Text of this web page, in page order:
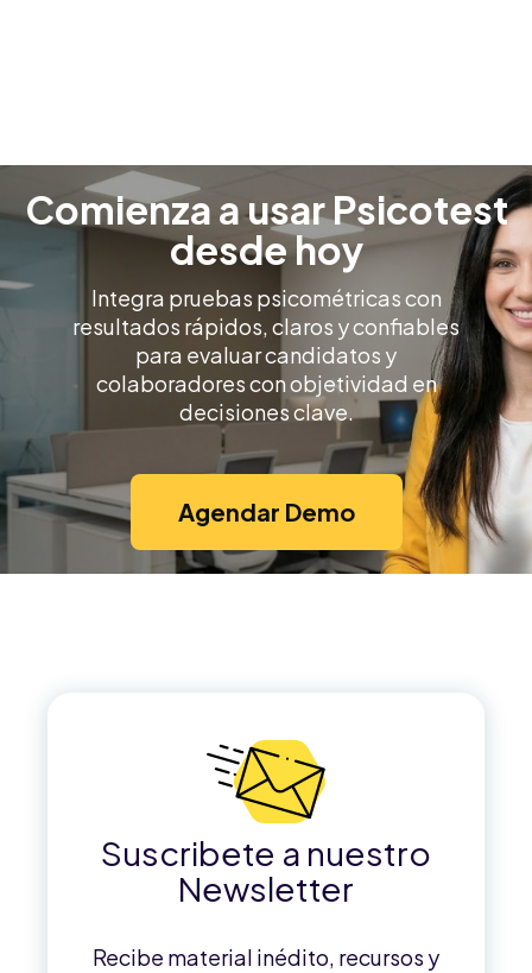
Comienza a usar Psicotest
desde hoy
Integra pruebas psicométricas con
resultados rápidos, claros y confiables
para evaluar candidatos y
colaboradores con objetividad en
decisiones clave.
Agendar Demo
Suscribete a nuestro
Newsletter
Recibe material inédito, recursos y